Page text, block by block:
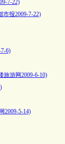
7-22)
报2009-7-22)
6)
旅游网2009-6-10)
2009-5-14)